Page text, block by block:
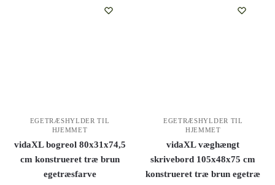
EGETRÆSHYLDER TIL
HJEMMET
vidaXL bogreol 80x31x74,5
cm konstrueret træ brun
egetræsfarve
EGETRÆSHYLDER TIL
HJEMMET
vidaXL væghængt
skrivebord 105x48x75 cm
konstrueret træ brun egetræ